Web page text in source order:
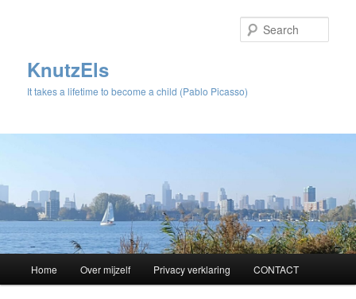
KnutzEls
It takes a lifetime to become a child (Pablo Picasso)
Skip
Skip
Home Over mijzelf Privacy verklaring CONTACT